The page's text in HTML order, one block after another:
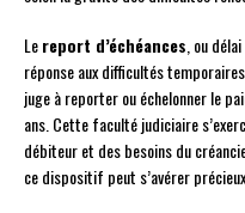
Lereport d’échéances, ou
réponse aux difficultés
juge à reporter ou échelonner le
ans. Cette faculté judiciaire
débiteur et des besoins du
ce dispositif peut s’avérer